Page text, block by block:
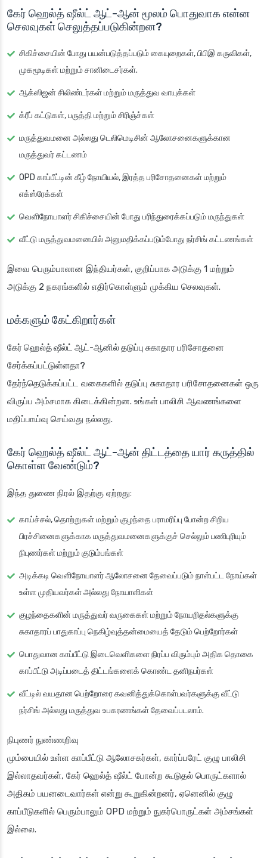
கேர் ஹெல்த் ஷீல்ட் ஆட்-ஆன் மூலம் பொதுவாக என்ன
செலவுகள் செலுத்தப்படுகின்றன?
சிகிச்சையின் போது பயன்படுத்தப்படும் கையுறைகள், பிபிஇ கருவிகள்,
முகமூடிகள் மற்றும் சானிடைசர்கள்.
ஆக்ஸிஜன் சிலிண்டர்கள் மற்றும் மருத்துவ வாயுக்கள்
க்ரீப் கட்டுகள், பருத்தி மற்றும் சிரிஞ்ச்கள்
மருத்துவமனை அல்லது டெலிமெடிசின் ஆலோசனைகளுக்கான
மருத்துவர் கட்டணம்
OPD காப்பீட்டின் கீழ் நோயியல், இரத்த பரிசோதனைகள் மற்றும்
எக்ஸ்ரேக்கள்
வெளிநோயாளர் சிகிச்சையின் போது பரிந்துரைக்கப்படும் மருந்துகள்
வீட்டு மருத்துவமனையில் அனுமதிக்கப்படும்போது நர்சிங் கட்டணங்கள்
இவை பெரும்பாலான இந்தியர்கள், குறிப்பாக அடுக்கு 1 மற்றும்
அடுக்கு 2 நகரங்களில் எதிர்கொள்ளும் முக்கிய செலவுகள்.
மக்களும் கேட்கிறார்கள்
கேர் ஹெல்த் ஷீல்ட் ஆட்-ஆனில் தடுப்பு சுகாதார பரிசோதனை
சேர்க்கப்பட்டுள்ளதா?
தேர்ந்தெடுக்கப்பட்ட வகைகளில் தடுப்பு சுகாதார பரிசோதனைகள் ஒரு
விருப்ப அம்சமாக கிடைக்கின்றன. உங்கள் பாலிசி ஆவணங்களை
மதிப்பாய்வு செய்வது நல்லது.
கேர் ஹெல்த் ஷீல்ட் ஆட்-ஆன் திட்டத்தை யார் கருத்தில்
கொள்ள வேண்டும்?
இந்த துணை நிரல் இதற்கு ஏற்றது:
காய்ச்சல், தொற்றுகள் மற்றும் குழந்தை பராமரிப்பு போன்ற சிறிய
பிரச்சினைகளுக்காக மருத்துவமனைகளுக்குச் செல்லும் பணிபுரியும்
நிபுணர்கள் மற்றும் குடும்பங்கள்
அடிக்கடி வெளிநோயாளர் ஆலோசனை தேவைப்படும் நாள்பட்ட நோய்கள்
உள்ள முதியவர்கள் அல்லது நோயாளிகள்
குழந்தைகளின் மருத்துவர் வருகைகள் மற்றும் நோயறிதல்களுக்கு
சுகாதாரப் பாதுகாப்பு நெகிழ்வுத்தன்மையைத் தேடும் பெற்றோர்கள்
பொதுவான காப்பீட்டு இடைவெளிகளை நிரப்ப விரும்பும் அதிக தொகை
காப்பீட்டு அடிப்படைத் திட்டங்களைக் கொண்ட தனிநபர்கள்
வீட்டில் வயதான பெற்றோரை கவனித்துக்கொள்பவர்களுக்கு வீட்டு
நர்சிங் அல்லது மருத்துவ உபகரணங்கள் தேவைப்படலாம்.
நிபுணர் நுண்ணறிவு
மும்பையில் உள்ள காப்பீட்டு ஆலோசகர்கள், கார்ப்பரேட் குழு பாலிசி
இல்லாதவர்கள், கேர் ஹெல்த் ஷீல்ட் போன்ற கூடுதல் பொருட்களால்
அதிகம் பயனடைவார்கள் என்று கூறுகின்றனர், ஏனெனில் குழு
காப்பீடுகளில் பெரும்பாலும் OPD மற்றும் நுகர்பொருட்கள் அம்சங்கள்
இல்லை.